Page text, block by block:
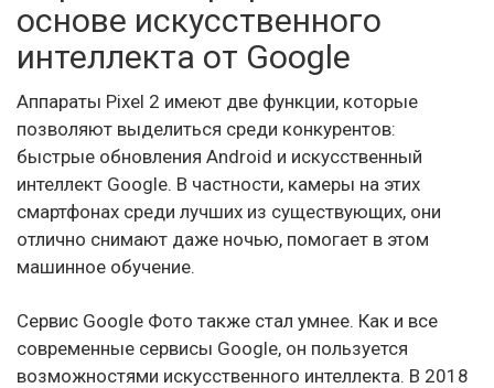
основе искусственного
интеллекта от Google
Аппараты Pixel 2 имеют две функции, которые
позволяют выделиться среди конкурентов:
быстрые обновления Android и искусственный
интеллект Google. В частности, камеры на этих
смартфонах среди лучших из существующих, они
отлично снимают даже ночью, помогает в этом
машинное обучение.
Сервис Google Фото также стал умнее. Как и все
современные сервисы Google, он пользуется
возможностями искусственного интеллекта. В 2018